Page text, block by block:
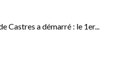
Castres a démarré : le 1er...